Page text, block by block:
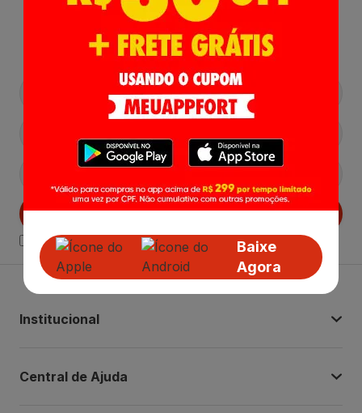
Baixe
Agora
Receba nossasNovidades
Lançamentos e Promoções!
Cadastrar
Declaro estar ciente dasPoliticas de Privacidade.
Institucional
Central de Ajuda